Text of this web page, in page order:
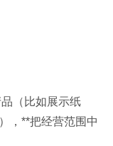
（比如展示纸
，**把经营范围中